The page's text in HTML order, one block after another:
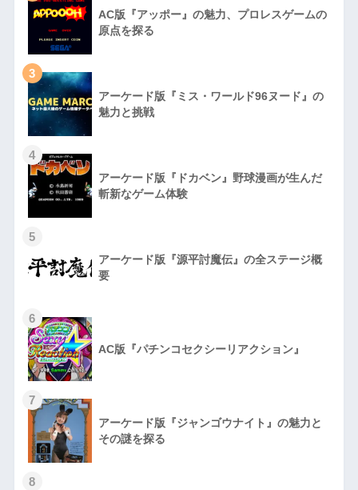
AC版『アッポー』の魅力、プロレスゲームの
原点を探る
3
アーケード版『ミス・ワールド96ヌード』の
魅力と挑戦
4
アーケード版『ドカベン』野球漫画が生んだ
斬新なゲーム体験
5
アーケード版『源平討魔伝』の全ステージ概
要
6
AC版『パチンコセクシーリアクション』
7
アーケード版『ジャンゴウナイト』の魅力と
その謎を探る
8